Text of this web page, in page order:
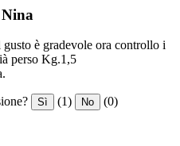
è gradevole ora controllo i
perso Kg.1,5
Sì (1) No (0)